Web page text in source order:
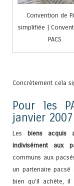
Convention de
simplifiée |
PACS
Concrètement cela
Pour les
janvier
Les biens acquis
indivisément aux
communs aux
un partenaire pacsé
bien qu’il achète,